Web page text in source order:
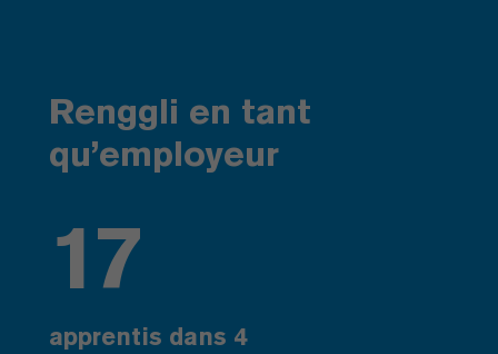
Renggli en tant
qu’employeur
17
apprentis dans 4